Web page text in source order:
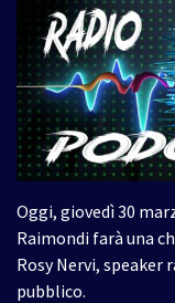
Oggi, giovedì 30
Raimondi farà una
Rosy Nervi,
pubblico.